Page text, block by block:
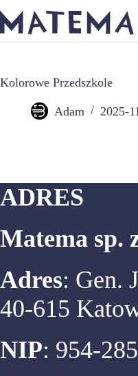
do
treści
Kolorowe Przedszkole
Adam 2025-
ADRES
Matema sp.
Adres: Gen.
40-615
NIP: 954-